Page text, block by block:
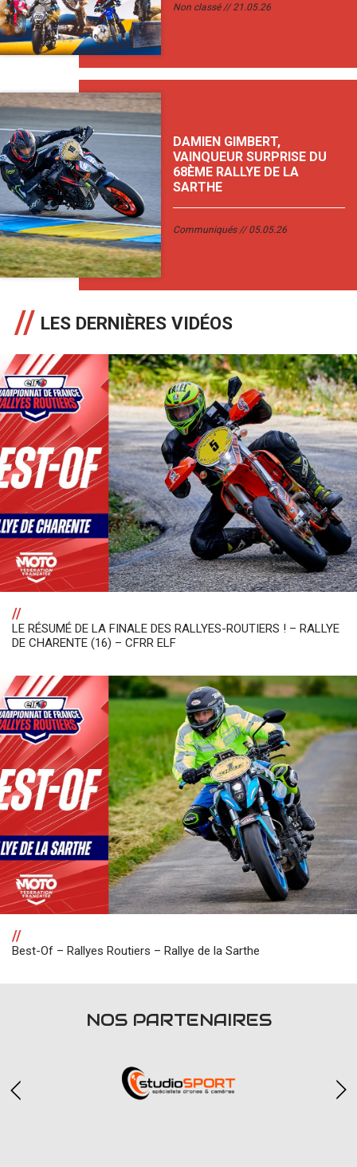
Non classé 21.05.26
DAMIEN GIMBERT,
VAINQUEUR SURPRISE DU
68ÈME RALLYE DE LA
SARTHE
Communiqués 05.05.26
LES DERNIÈRES VIDÉOS
//
LE RÉSUMÉ DE LA FINALE DES RALLYES-ROUTIERS ! – RALLYE
DE CHARENTE (16) – CFRR ELF
//
Best-Of – Rallyes Routiers – Rallye de la Sarthe
NOS PARTENAIRES